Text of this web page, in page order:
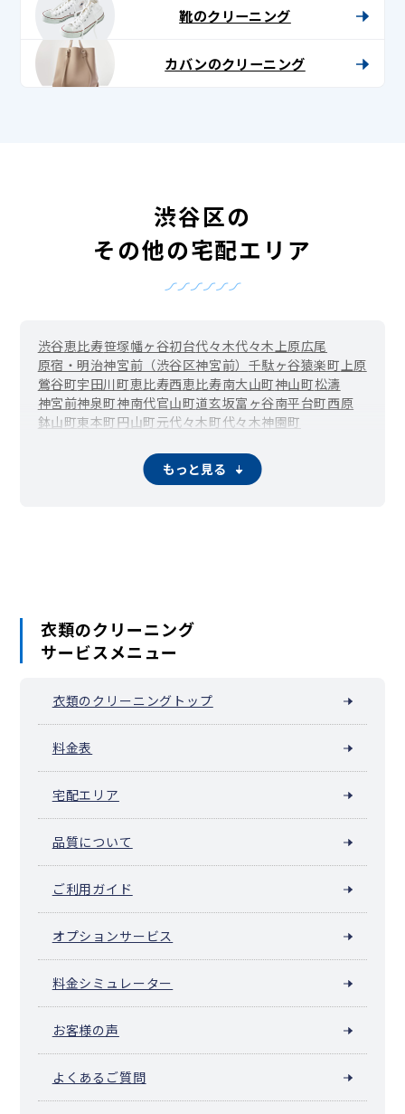
靴のクリーニング
カバンのクリーニング
渋谷区の
その他の宅配エリア
渋谷恵比寿笹塚幡ヶ谷初台代々木代々木上原広尾
原宿・明治神宮前（渋谷区神宮前） 千駄ヶ谷猿楽町 上原
鶯谷町宇田川町恵比寿西恵比寿南大山町神山町松濤
神宮前神泉町神南代官山町道玄坂富ヶ谷南平台町西原
鉢山町東本町円山町元代々木町代々木神園町
もっと見る
衣類のクリーニング
サービスメニュー
衣類のクリーニングトップ
料金表
宅配エリア
品質について
ご利用ガイド
オプションサービス
料金シミュレーター
お客様の声
よくあるご質問